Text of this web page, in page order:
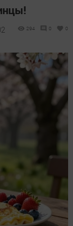
294 0 0